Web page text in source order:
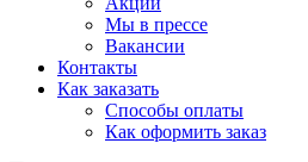
Мы в прессе
Вакансии
Контакты
Как заказать
Способы оплаты
Как оформить заказ